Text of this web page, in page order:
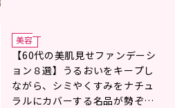
美容
【60代の美肌見せファンデーシ
ョン８選】うるおいをキープし
ながら、シミやくすみをナチュ
ラルにカバーする名品が勢ぞろ